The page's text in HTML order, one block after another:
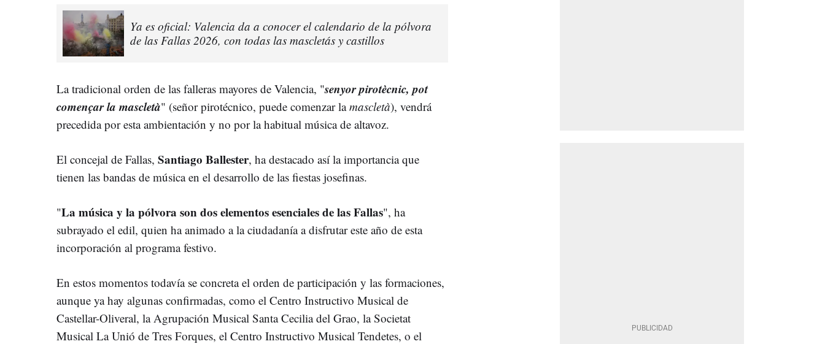
Ya es oficial: Valencia da a conocer el calendario de la pólvora
de las Fallas 2026, con todas las mascletás y castillos
La tradicional orden de las falleras mayores de Valencia, "senyorpirotècnic,pot
començarlamascletà" (señor pirotécnico, puede comenzar lamascletà), vendrá
precedida por esta ambientación y no por la habitual música de altavoz.
El concejal de Fallas, Santiago Ballester, ha destacado así la importancia que
tienen las bandas de música en el desarrollo de las fiestas josefinas.
"La música y la pólvora son dos elementos esenciales de las Fallas", ha
subrayado el edil, quien ha animado a la ciudadanía a disfrutar este año de esta
incorporación al programa festivo.
En estos momentos todavía se concreta el orden de participación y las formaciones,
aunque ya hay algunas confirmadas, como el Centro Instructivo Musical de
Castellar-Oliveral, la Agrupación Musical Santa Cecilia del Grao, la Societat
Musical La Unió de Tres Forques, el Centro Instructivo Musical Tendetes, o el